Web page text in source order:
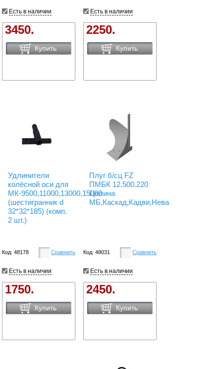
Есть в наличии
3450.
Купить
Есть в наличии
2250.
Купить
Удлинители
колёсной оси для
МК-9500,11000,13000,15000
(шестигранник d
32*32*185) (комп.
2 шт.)
Код: 48178 Сравнить
Есть в наличии
1750.
Купить
Плуг б/сц FZ
ПМБК 12.500.220
Целина
МБ,Каскад,Кадви,Нева
Код: 48031 Сравнить
Есть в наличии
2450.
Купить